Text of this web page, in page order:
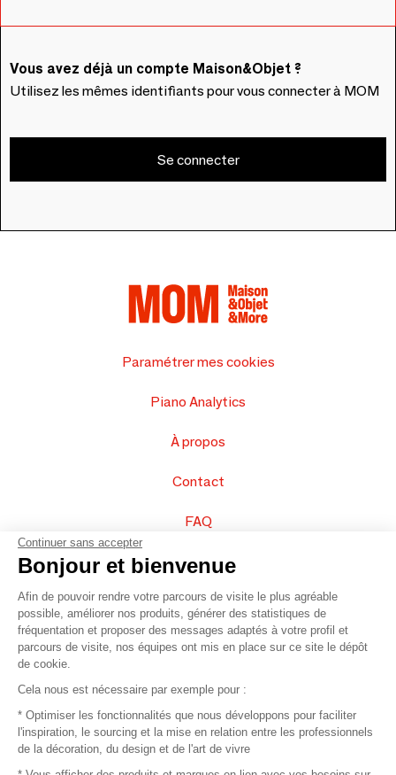
Vous avez déjà un compte Maison&Objet ?
Utilisez les mêmes identifiants pour vous connecter à MOM
Se connecter
Paramétrer mes cookies
Piano Analytics
À propos
Contact
FAQ
Vendez vos produits
Plan du site
© 2016 –Organisation SAFI
Recrutement
Continuer sans accepter
Bonjour et bienvenue
Afin de pouvoir rendre votre parcours de visite le plus agréable
possible, améliorer nos produits, générer des statistiques de
fréquentation et proposer des messages adaptés à votre profil et
parcours de visite, nos équipes ont mis en place sur ce site le dépôt
de cookie.
Cela nous est nécessaire par exemple pour :
* Optimiser les fonctionnalités que nous développons pour faciliter
l'inspiration, le sourcing et la mise en relation entre les professionnels
de la décoration, du design et de l'art de vivre